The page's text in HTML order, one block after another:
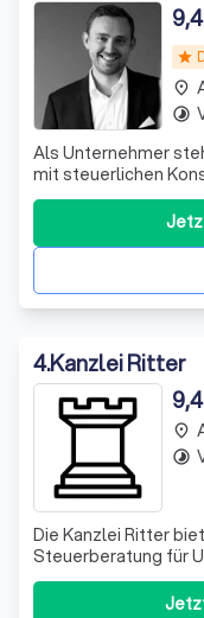
star
9,4
Als Unternehmer stehen Sie häufig vor Entscheidungen
mit steuerlichen Konsequenzen,
Pflichten erfüllen
vorangegangener
Sozietät unterstützt
Pflichten und
place
timelapse
4.Kanzlei Ritter
9,4
Die Kanzlei Ritter
Steuerberatung für
Privatpersonen. Als
wir außerdem
place
timelapse